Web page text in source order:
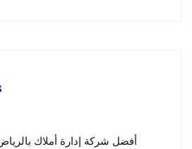
أفضل شركة إدارة أملاك